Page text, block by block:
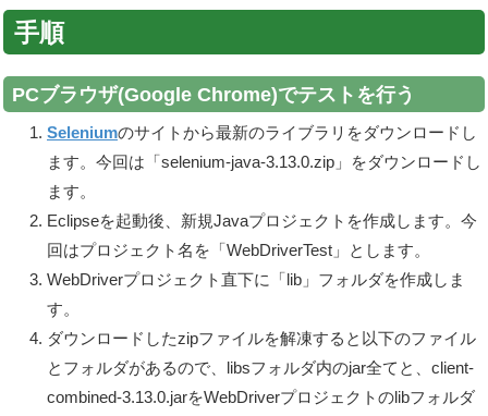
手順
PCブラウザ(Google Chrome)でテストを行う
Seleniumのサイトから最新のライブラリをダウンロードし
ます。今回は「selenium-java-3.13.0.zip」をダウンロードし
ます。
Eclipseを起動後、新規Javaプロジェクトを作成します。今
回はプロジェクト名を「WebDriverTest」とします。
WebDriverプロジェクト直下に「lib」フォルダを作成しま
す。
ダウンロードしたzipファイルを解凍すると以下のファイル
とフォルダがあるので、libsフォルダ内のjar全てと、client-
combined-3.13.0.jarをWebDriverプロジェクトのlibフォルダ